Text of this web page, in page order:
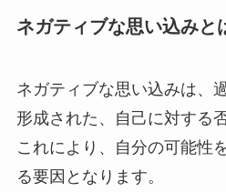
ネガティブな思い込みと
ネガティブな思い込みは、
形成された、自己に対する
これにより、自分の可能性
る要因となります。